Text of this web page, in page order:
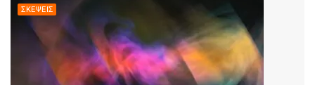
ΣΚΈΨΕΙΣ